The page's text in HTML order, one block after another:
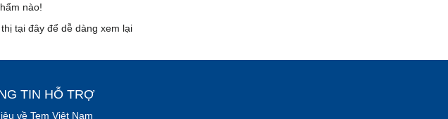
nào!
tại đây để dễ dàng xem lại
TIN HỖ TRỢ
về Tem Việt Nam